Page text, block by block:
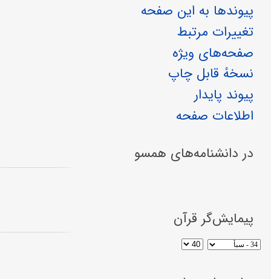
پیوندها به این صفحه
تغییرات مرتبط
صفحه‌های ویژه
نسخهٔ قابل چاپ
پیوند پایدار
اطلاعات صفحه
در دانشنامه‌های همسو
پیمایش‌گر قرآن